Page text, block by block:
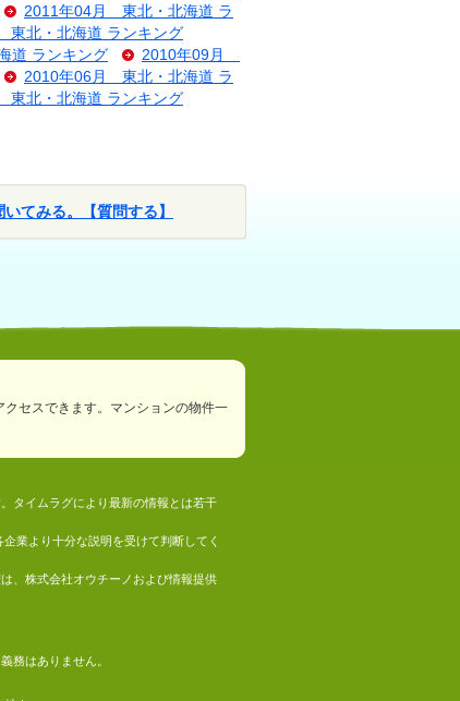
2011年04月 東北・北海道 ラ
北・北海道 ランキング
道 ランキング
2010年09月
2010年06月 東北・北海道 ラ
北・北海道 ランキング
てみる。【質問する】
セスできます。マンションの物件一
タイムラグにより最新の情報とは若干
業より十分な説明を受けて判断してく
、株式会社オウチーノおよび情報提供
務はありません。